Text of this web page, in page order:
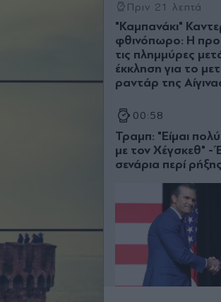
Πριν 21 λεπτά
"Καμπανάκι"
φθινόπωρο: Η
τις πλημμύρες
έκκληση για το
ραντάρ της
00:58
Τραμπ: "Είμαι
με τον Χέγσκεθ" -
σενάρια περί ρήξης